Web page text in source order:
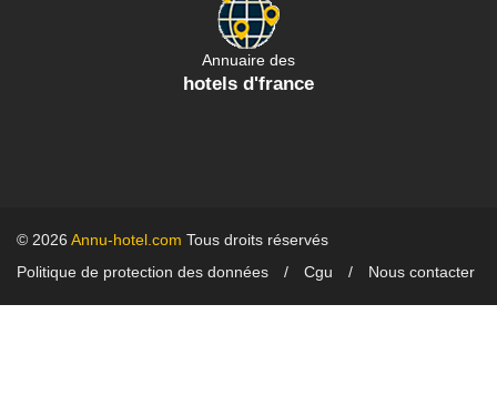
Annuaire des
hotels d'france
© 2026 Annu-hotel.com Tous droits réservés
Politique de protection des données
Cgu Nous contacter